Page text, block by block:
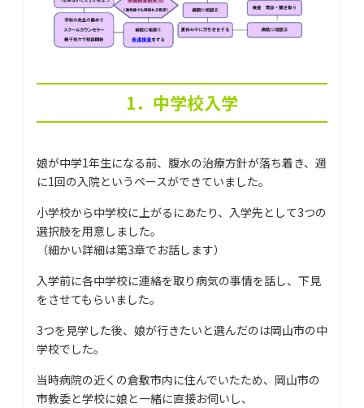
1．中学校入学
娘が中学1年生になる前、腹水の治療方針が落ち着き、週
に1回の入院というペースができていました。
小学校から中学校に上がるにあたり、入学先として3つの
選択肢を用意しました。
（細かい詳細は第3章でお話します）
入学前に各中学校に連絡を取り病気の事情を話し、下見
をさせてもらいました。
3つを見学した後、娘が行きたいと選んだのは岡山市の中
学校でした。
当時病院の近くの倉敷市内に住んでいたため、岡山市の
市教委と学校に娘と一緒に直接お伺いし、